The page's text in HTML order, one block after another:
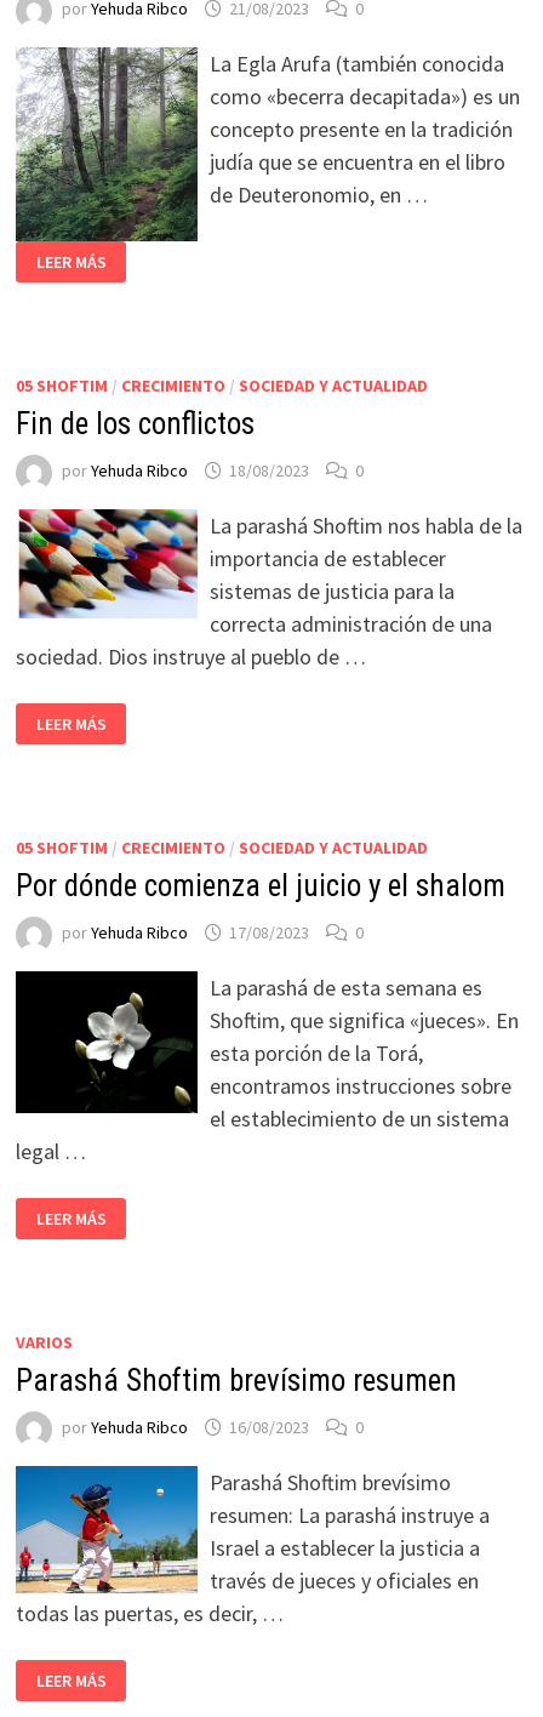
porYehuda Ribco 21/08/2023 0
La Egla Arufa (también conocida
como «becerra decapitada») es un
concepto presente en la tradición
judía que se encuentra en el libro
de Deuteronomio, en …
LEER MÁS
05 SHOFTIM / CRECIMIENTO / SOCIEDAD Y ACTUALIDAD
Fin de los conflictos
porYehuda Ribco 18/08/2023 0
La parashá Shoftim nos habla de la
importancia de establecer
sistemas de justicia para la
correcta administración de una
sociedad. Dios instruye al pueblo de …
LEER MÁS
05 SHOFTIM / CRECIMIENTO / SOCIEDAD Y ACTUALIDAD
Por dónde comienza el juicio y el shalom
porYehuda Ribco 17/08/2023 0
La parashá de esta semana es
Shoftim, que significa «jueces». En
esta porción de la Torá,
encontramos instrucciones sobre
el establecimiento de un sistema
legal …
LEER MÁS
VARIOS
Parashá Shoftim brevísimo resumen
porYehuda Ribco 16/08/2023 0
Parashá Shoftim brevísimo
resumen: La parashá instruye a
Israel a establecer la justicia a
través de jueces y oficiales en
todas las puertas, es decir, …
LEER MÁS